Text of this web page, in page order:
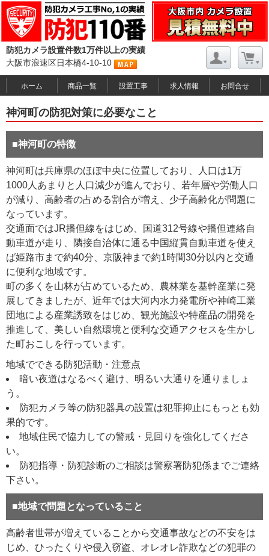
防犯カメラ設置件数1万件以上の実績
大阪市浪速区日本橋4-10-10
ホーム 商品一覧 設置工事 求人情報 お問合せ
神河町の防犯対策に必要なこと
■神河町の特徴
神河町は兵庫県のほぼ中央に位置しており、人口は1万
1000人あまりと人口減少が進んでおり、若年層や労働人口
が減り、高齢者の占める割合が増え、少子高齢化が問題に
なっています。
交通面ではJR播但線をはじめ、国道312号線や播但連絡自
動車道が走り、隣接自治体に通る中国縦貫自動車道を使え
ば姫路市まで約40分、京阪神まで約1時間30分以内と交通
に便利な地域です。
町の多くを山林が占めているため、農林業を基幹産業に発
展してきましたが、近年では大河内水力発電所や神崎工業
団地による産業誘致をはじめ、観光施設や特産品の開発を
推進して、美しい自然環境と便利な交通アクセスを生かし
た町おこしを行っています。
地域でできる防犯活動・注意点
暗い夜道はなるべく避け、明るい大通りを通りましょ
う。
防犯カメラ等の防犯器具の設置は犯罪抑止にもっとも効
果的です。
地域住民で協力しての警戒・見回りを強化してくださ
い。
防犯指導・防犯診断のご相談は警察署防犯係までご連絡
下さい。
■地域で問題となっていること
高齢者世帯が増えていることから交通事故などの不安をは
じめ、ひったくりや侵入窃盗、オレオレ詐欺などの犯罪の